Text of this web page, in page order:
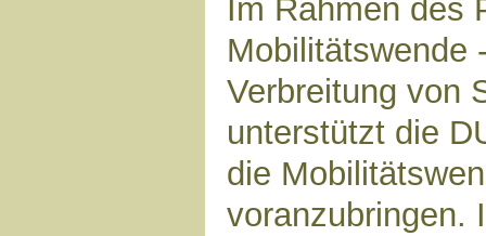
Im Rahmen des
Mobilitätswende
Verbreitung von
unterstützt die
die
voranzubringen.